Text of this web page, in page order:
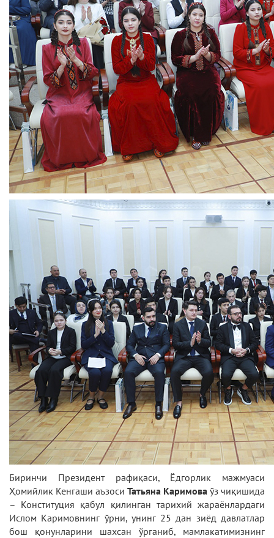
Биринчи Президент рафиқаси, Ёдгорлик мажмуаси
Ҳомийлик Кенгаши аъзоси Татьяна Каримова ўз чиқишида
– Конституция қабул қилинган тарихий жараёнлардаги
Ислом Каримовнинг ўрни, унинг 25 дан зиёд давлатлар
бош қонунларини шахсан ўрганиб, мамлакатимизнинг